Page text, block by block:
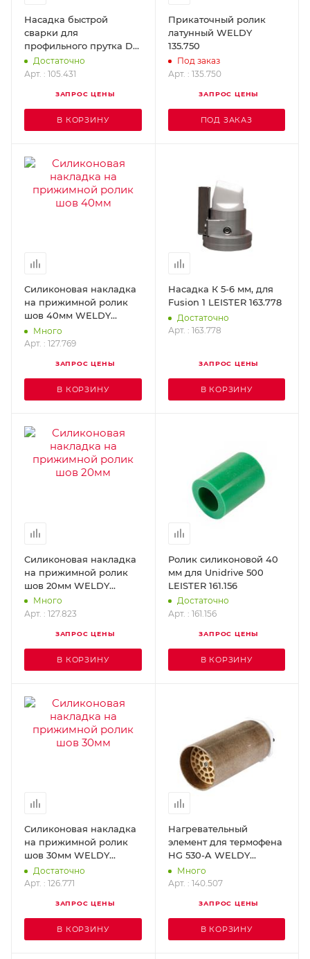
Насадка быстрой
сварки для
профильного прутка D-3
мм с зауженным
выходом (насаживается
Достаточно
Арт. : 105.431
ЗАПРОС ЦЕНЫ
В КОРЗИНУ
Прикаточный ролик
латунный WELDY
135.750
Под заказ
Арт. : 135.750
ЗАПРОС ЦЕНЫ
ПОД ЗАКАЗ
Силиконовая накладка
на прижимной ролик
шов 40мм WELDY
127.769
Много
Арт. : 127.769
ЗАПРОС ЦЕНЫ
В КОРЗИНУ
Насадка К 5-6 мм, для
Fusion 1 LEISTER 163.778
Достаточно
Арт. : 163.778
ЗАПРОС ЦЕНЫ
В КОРЗИНУ
Силиконовая накладка
на прижимной ролик
шов 20мм WELDY
127.823
Много
Арт. : 127.823
ЗАПРОС ЦЕНЫ
В КОРЗИНУ
Ролик силиконовой 40
мм для Unidrive 500
LEISTER 161.156
Достаточно
Арт. : 161.156
ЗАПРОС ЦЕНЫ
В КОРЗИНУ
Силиконовая накладка
на прижимной ролик
шов 30мм WELDY
126.771
Достаточно
Арт. : 126.771
ЗАПРОС ЦЕНЫ
В КОРЗИНУ
Нагревательный
элемент для термофена
HG 530-A WELDY
140.507
Много
Арт. : 140.507
ЗАПРОС ЦЕНЫ
В КОРЗИНУ